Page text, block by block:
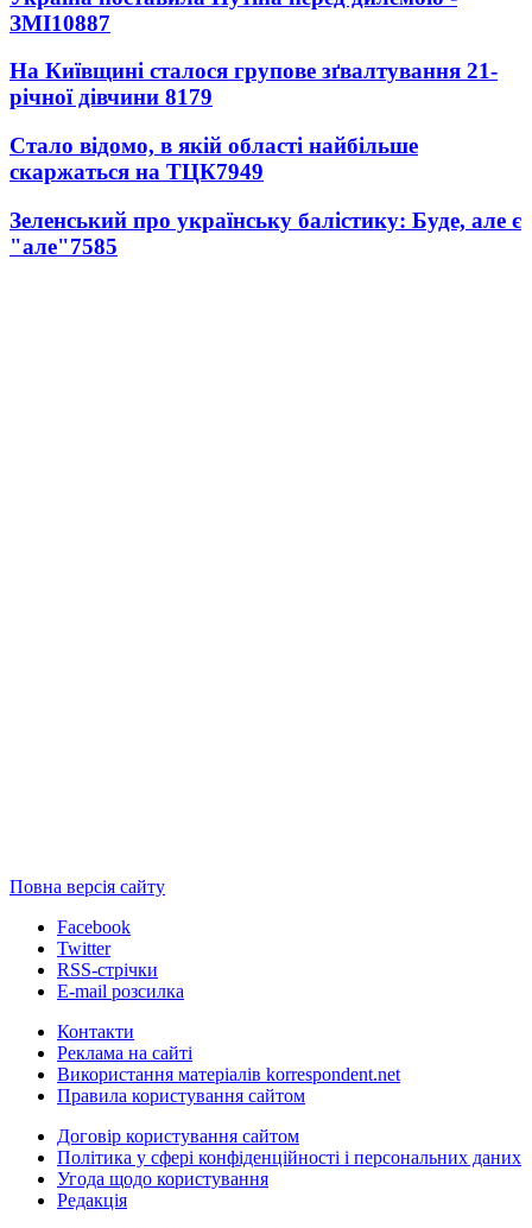
ЗМІ10887
На Київщині сталося групове зґвалтування 21-
річної дівчини 8179
Стало відомо, в якій області найбільше
скаржаться на ТЦК7949
Зеленський про українську балістику: Буде, але є
"але"7585
Повна версія сайту
Facebook
Twitter
RSS-стрічки
E-mail розсилка
Контакти
Реклама на сайті
Використання матеріалів korrespondent.net
Правила користування сайтом
Договір користування сайтом
Політика у сфері конфіденційності і персональних даних
Угода щодо користування
Редакція